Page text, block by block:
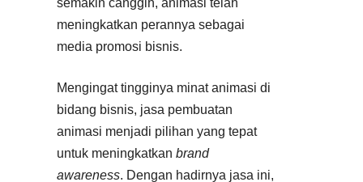
meningkatkan perannya sebagai
media promosi bisnis.
Mengingat tingginya minat animasi di
bidang bisnis, jasa pembuatan
animasi menjadi pilihan yang tepat
untuk meningkatkanbrand
awareness. Dengan hadirnya jasa ini,